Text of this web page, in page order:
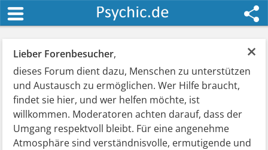
×
Lieber Forenbesucher,
dieses Forum dient dazu, Menschen zu unterstützen
und Austausch zu ermöglichen. Wer Hilfe braucht,
findet sie hier, und wer helfen möchte, ist
willkommen. Moderatoren achten darauf, dass der
Umgang respektvoll bleibt. Für eine angenehme
Atmosphäre sind verständnisvolle, ermutigende und